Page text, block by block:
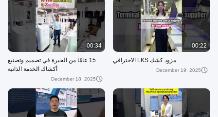
00:22
مزود كشك LKS الاحترافي
December 19, 2025
00:34
15 عامًا من الخبرة في تصميم وتصنيع
أكشاك الخدمة الذاتية
December 18, 2025